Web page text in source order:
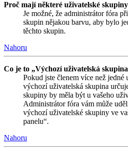
Proč mají některé uživatelské
Je možné, že administrátor fóra
skupin nějakou barvu, aby bylo
těchto skupin.
Nahoru
Co je to „Výchozí uživatelská
Pokud jste členem více než jedné
výchozí uživatelská skupina
skupiny by měla být u vašeho
Administrátor fóra vám může
výchozí uživatelské skupiny ve
panelu“.
Nahoru